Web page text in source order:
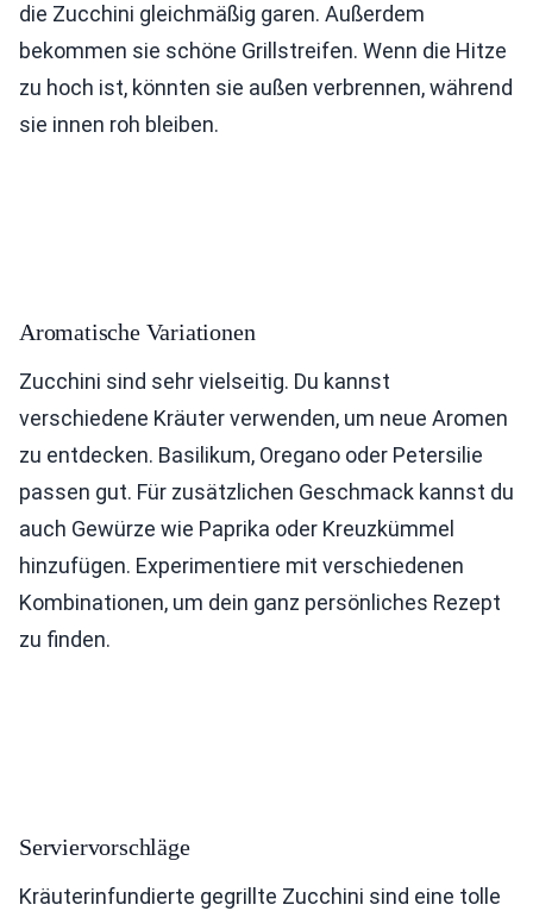
die Zucchini gleichmäßig garen. Außerdem
bekommen sie schöne Grillstreifen. Wenn die Hitze
zu hoch ist, könnten sie außen verbrennen, während
sie innen roh bleiben.
Aromatische Variationen
Zucchini sind sehr vielseitig. Du kannst
verschiedene Kräuter verwenden, um neue Aromen
zu entdecken. Basilikum, Oregano oder Petersilie
passen gut. Für zusätzlichen Geschmack kannst du
auch Gewürze wie Paprika oder Kreuzkümmel
hinzufügen. Experimentiere mit verschiedenen
Kombinationen, um dein ganz persönliches Rezept
zu finden.
Serviervorschläge
Kräuterinfundierte gegrillte Zucchini sind eine tolle